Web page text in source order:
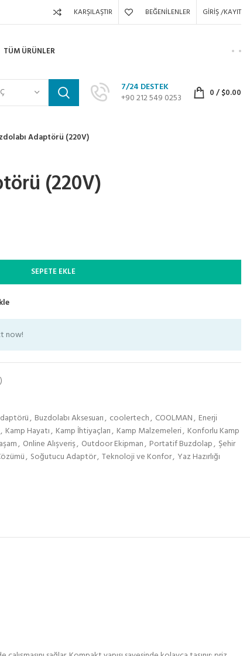
KARŞILAŞTIR BEĞENILENLER GIRIŞ /KAYIT
TÜM ÜRÜNLER
7/24 DESTEK
+90 212 549 0253
0/$0.00
Adaptörü (220V)
(220V)
SEPETE EKLE
now!
, Buzdolabı Aksesuarı, coolertech, COOLMAN, Enerji
, Kamp Hayatı, Kamp İhtiyaçları, Kamp Malzemeleri, Konforlu Kamp
, Online Alışveriş, Outdoor Ekipman, Portatif Buzdolap, Şehir
, Soğutucu Adaptör, Teknoloji ve Konfor, Yaz Hazırlığı